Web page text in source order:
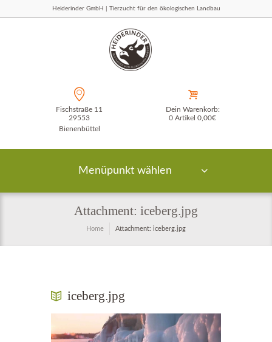
Heiderinder GmbH | Tierzucht für den ökologischen Landbau
Dein Warenkorb:
0 Artikel 0,00€
Fischstraße 11
29553
Bienenbüttel
Menüpunkt wählen
Attachment: iceberg.jpg
Home Attachment: iceberg.jpg
iceberg.jpg